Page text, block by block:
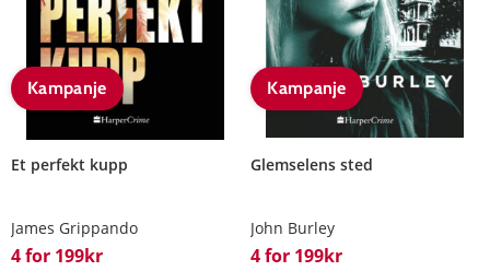
Kampanje
Et perfekt kupp
James Grippando
4 for 199kr
Kampanje
Glemselens sted
John Burley
4 for 199kr